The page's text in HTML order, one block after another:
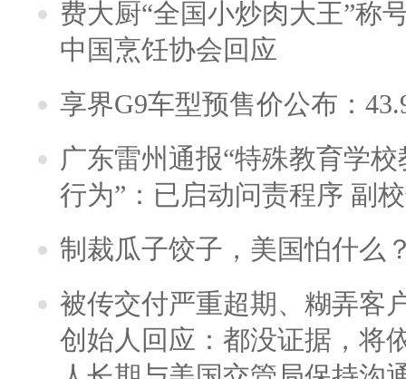
费大厨“全国小炒肉大王”称
中国烹饪协会回应
享界G9车型预售价公布：
广东雷州通报“特殊教育学
行为”：已启动问责程序 副
制裁瓜子饺子，美国怕什么
被传交付严重超期、糊弄客
创始人回应：都没证据，将